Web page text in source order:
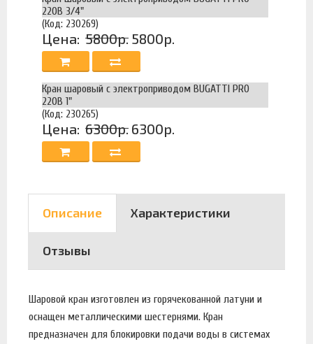
220В 3/4"
(Код: 230269)
Цена: 5800р. 5800р.
Кран шаровый с электроприводом BUGATTI PRO
220В 1"
(Код: 230265)
Цена: 6300р. 6300р.
Описание Характеристики
Отзывы
Шаровой кран изготовлен из горячекованной латуни и
оснащен металлическими шестернями. Кран
предназначен для блокировки подачи воды в системах